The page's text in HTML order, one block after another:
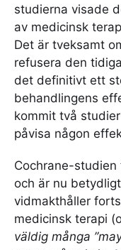
studierna visade
av medicinsk
Det är tveksamt
refusera den
det definitivt ett
behandlingens
kommit två
påvisa någon
Cochrane-
och är nu
vidmakthåller
medicinsk terapi
väldig många